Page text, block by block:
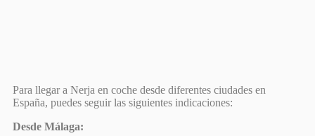
Para llegar a Nerja en coche desde diferentes ciudades en
España, puedes seguir las siguientes indicaciones:
Desde Málaga: